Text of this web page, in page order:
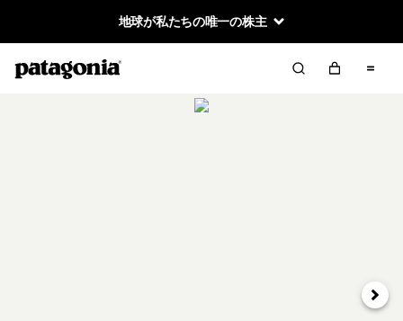
地球が私たちの唯一の株主
次へ